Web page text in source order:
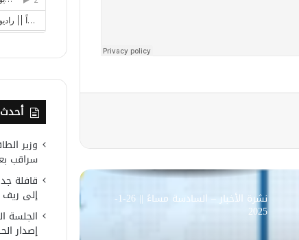
ظهرا || راديو فرش || 19-7-2025 عبر
نشرة الأخبار – الثامنة مساءً || 26-1-2025
نشرة الأخبار – السادسة مساءً || 26-1-
2025
وزير
سراقب بعد
إلى ريف
الجلسة
إصدار